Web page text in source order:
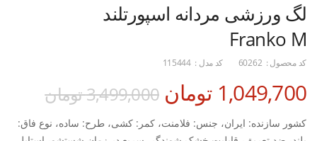
لگ ورزشی مردانه اسپورتلند
Franko M
کد محصول : 60262 کد مدل : 115444
1,049,700 تومان 3,499,000 تومان
کشور سازنده: ایران، جنس: فلامنت، کمر: کشی، طرح: ساده، نوع فاق: